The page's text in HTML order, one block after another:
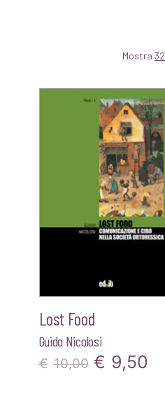
Mostra 32
Lost Food
Guido Nicolosi
€ 10,00 Il
€ 9,50